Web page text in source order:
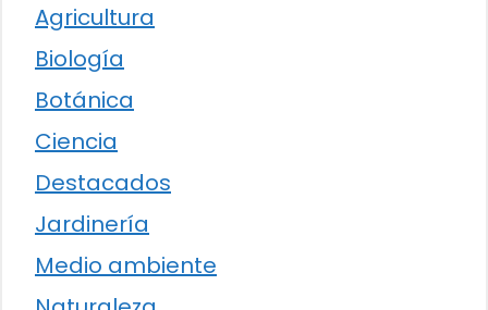
Agricultura
Biología
Botánica
Ciencia
Destacados
Jardinería
Medio ambiente